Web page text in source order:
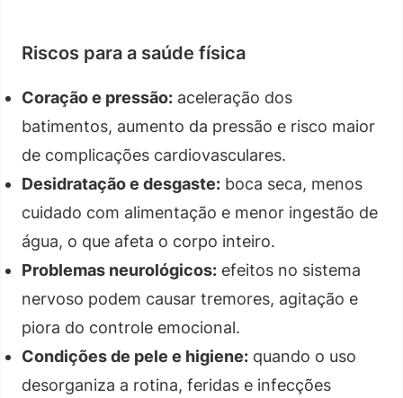
Riscos para a saúde física
Coração e pressão: aceleração dos
batimentos, aumento da pressão e risco maior
de complicações cardiovasculares.
Desidratação e desgaste: boca seca, menos
cuidado com alimentação e menor ingestão de
água, o que afeta o corpo inteiro.
Problemas neurológicos: efeitos no sistema
nervoso podem causar tremores, agitação e
piora do controle emocional.
Condições de pele e higiene: quando o uso
desorganiza a rotina, feridas e infecções